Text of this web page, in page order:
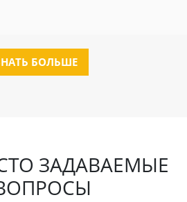
БОЛЬШЕ
ЗАДАВАЕМЫЕ